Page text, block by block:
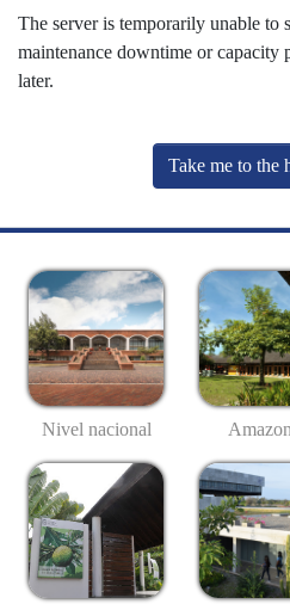
The server is temporarily unable to
maintenance downtime or capacity
later.
Take me to the
Nivel nacional